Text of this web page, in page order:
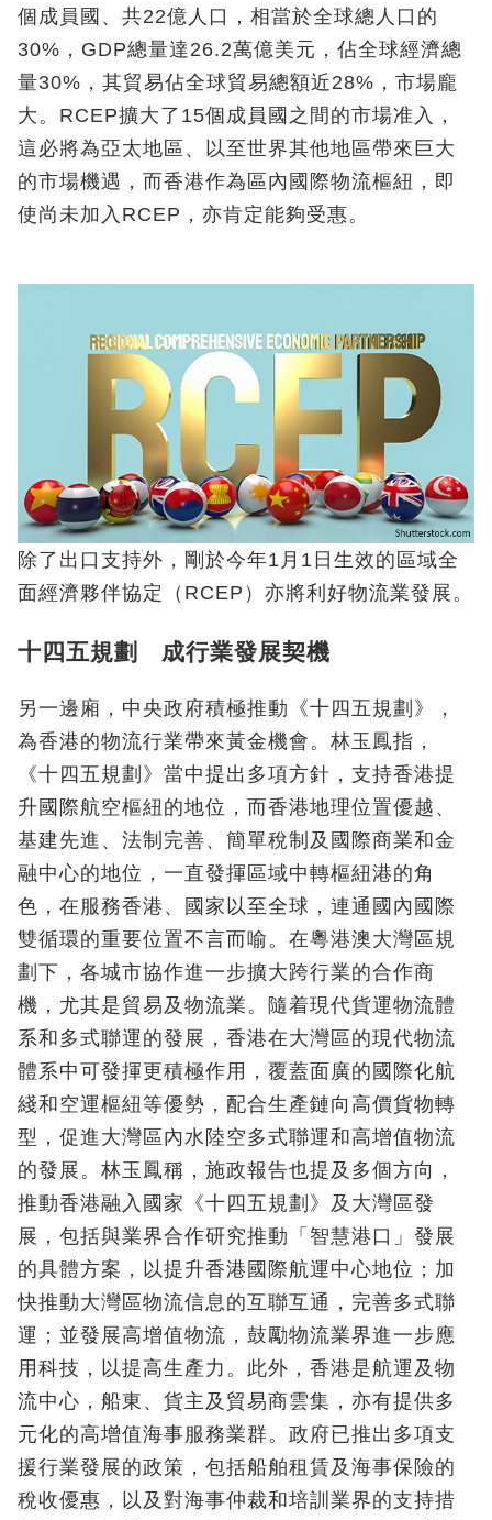
個成員國、共22億人口，相當於全球總人口的
30%，GDP總量達26.2萬億美元，佔全球經濟總
量30%，其貿易佔全球貿易總額近28%，市場龐
大。RCEP擴大了15個成員國之間的市場准入，
這必將為亞太地區、以至世界其他地區帶來巨大
的市場機遇，而香港作為區內國際物流樞紐，即
使尚未加入RCEP，亦肯定能夠受惠。
除了出口支持外，剛於今年1月1日生效的區域全
面經濟夥伴協定（RCEP）亦將利好物流業發展。
十四五規劃 成行業發展契機
另一邊廂，中央政府積極推動《十四五規劃》，
為香港的物流行業帶來黃金機會。林玉鳳指，
《十四五規劃》當中提出多項方針，支持香港提
升國際航空樞紐的地位，而香港地理位置優越、
基建先進、法制完善、簡單稅制及國際商業和金
融中心的地位，一直發揮區域中轉樞紐港的角
色，在服務香港、國家以至全球，連通國內國際
雙循環的重要位置不言而喻。在粵港澳大灣區規
劃下，各城市協作進一步擴大跨行業的合作商
機，尤其是貿易及物流業。隨着現代貨運物流體
系和多式聯運的發展，香港在大灣區的現代物流
體系中可發揮更積極作用，覆蓋面廣的國際化航
綫和空運樞紐等優勢，配合生產鏈向高價貨物轉
型，促進大灣區內水陸空多式聯運和高增值物流
的發展。林玉鳳稱，施政報告也提及多個方向，
推動香港融入國家《十四五規劃》及大灣區發
展，包括與業界合作研究推動「智慧港口」發展
的具體方案，以提升香港國際航運中心地位；加
快推動大灣區物流信息的互聯互通，完善多式聯
運；並發展高增值物流，鼓勵物流業界進一步應
用科技，以提高生產力。此外，香港是航運及物
流中心，船東、貨主及貿易商雲集，亦有提供多
元化的高增值海事服務業群。政府已推出多項支
援行業發展的政策，包括船舶租賃及海事保險的
稅收優惠，以及對海事仲裁和培訓業界的支持措